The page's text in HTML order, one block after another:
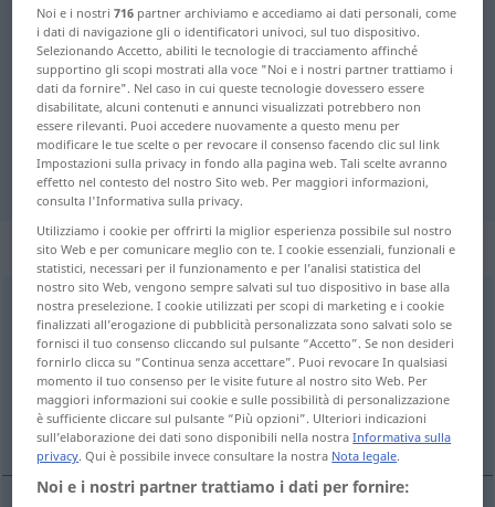
Dizionario Spagnolo-Tedesco aparentemente
Traduzione Spagnolo-Tedesco per
"aparentemente"
"aparentemente" traduzione
Tedesco
„aparentemente“: adverbio
aparentemente [aparenteˈmente]adv
Panoramica di tutte le traduzion
(Fai clic sulla/Tocca traduzione per maggiori dettagli)
anscheinend, scheinbar
Noi e i nostri716 partner archiviamo e accediamo ai dati personali, come
i dati di navigazione gli o identificatori univoci, sul tuo dispositivo.
Selezionando Accetto, abiliti le tecnologie di tracciamento affinché
supportino gli scopi mostrati alla voce "Noi e i nostri partner trattiamo i
dati da fornire". Nel caso in cui queste tecnologie dovessero essere
disabilitate, alcuni contenuti e annunci visualizzati potrebbero non
essere rilevanti. Puoi accedere nuovamente a questo menu per
modificare le tue scelte o per revocare il consenso facendo clic sul link
Impostazioni sulla privacy in fondo alla pagina web. Tali scelte avranno
effetto nel contesto del nostro Sito web. Per maggiori informazioni,
consulta l'Informativa sulla privacy.
Utilizziamo i cookie per offrirti la miglior esperienza possibile sul nostro
sito Web e per comunicare meglio con te. I cookie essenziali, funzionali e
statistici, necessari per il funzionamento e per l’analisi statistica del
nostro sito Web, vengono sempre salvati sul tuo dispositivo in base alla
nostra preselezione. I cookie utilizzati per scopi di marketing e i cookie
finalizzati all’erogazione di pubblicità personalizzata sono salvati solo se
fornisci il tuo consenso cliccando sul pulsante “Accetto”. Se non desideri
fornirlo clicca su “Continua senza accettare”. Puoi revocare In qualsiasi
momento il tuo consenso per le visite future al nostro sito Web. Per
maggiori informazioni sui cookie e sulle possibilità di personalizzazione
è sufficiente cliccare sul pulsante “Più opzioni”. Ulteriori indicazioni
sull’elaborazione dei dati sono disponibili nella nostraInformativa sulla
privacy. Qui è possibile invece consultare la nostra Nota legale.
Noi e i nostri partner trattiamo i dati per fornire: